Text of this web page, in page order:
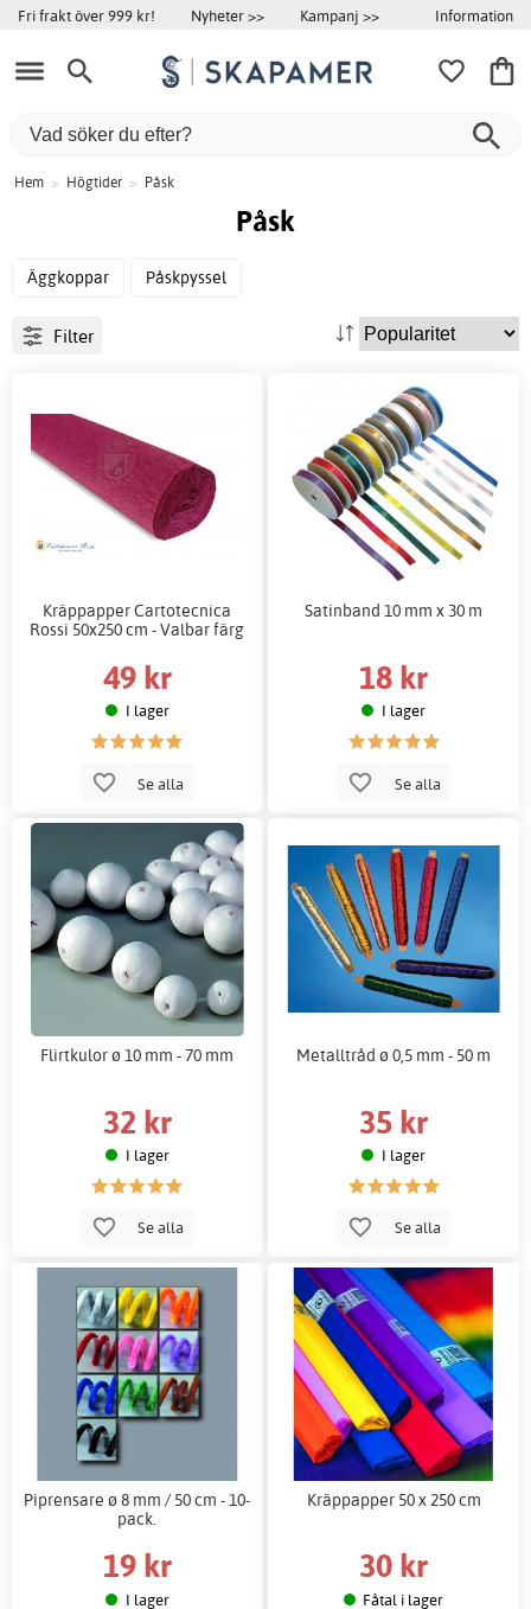
Fri frakt över 999 kr! Nyheter >> Kampanj >> Information
Hem > Högtider > Påsk
Påsk
Äggkoppar Påskpyssel
Filter
Kräppapper Cartotecnica
Rossi 50x250 cm - Valbar färg
49 kr
I lager
Se alla
Satinband 10 mm x 30 m
18 kr
I lager
Se alla
Flirtkulor ø 10 mm - 70 mm
32 kr
I lager
Se alla
Metalltråd ø 0,5 mm - 50 m
35 kr
I lager
Se alla
Piprensare ø 8 mm / 50 cm - 10-
pack.
19 kr
I lager
Kräppapper 50 x 250 cm
30 kr
Fåtal i lager